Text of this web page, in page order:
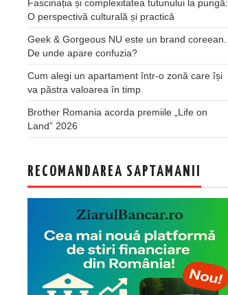
Fascinația și complexitatea tutunului la pungă:
O perspectivă culturală și practică
Geek & Gorgeous NU este un brand coreean.
De unde apare confuzia?
Cum alegi un apartament într-o zonă care își
va păstra valoarea în timp
Brother Romania acorda premiile „Life on
Land” 2026
RECOMANDAREA SAPTAMANII